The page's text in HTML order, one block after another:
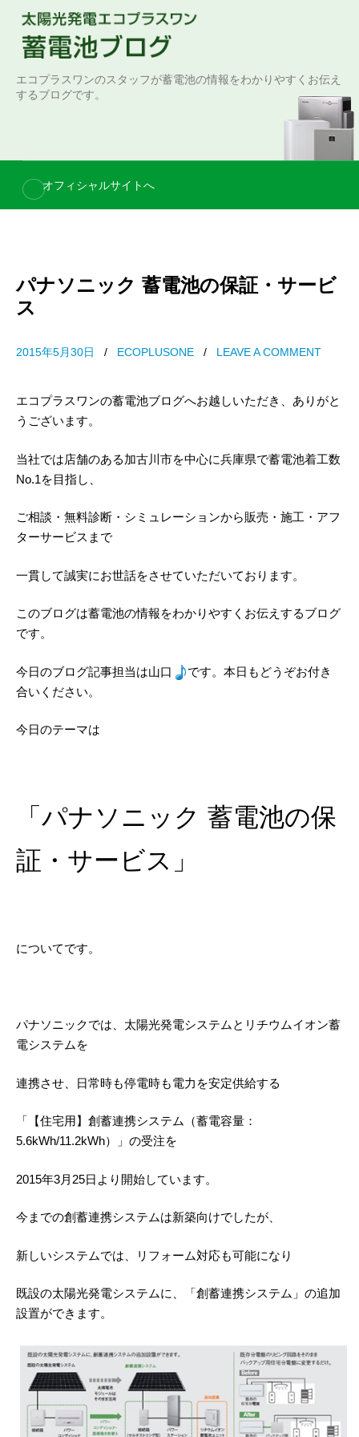
e
エコプラスワンのスタッフが蓄電池の情報をわかりやすくお伝え
するブログです。
オフィシャルサイトへ
パナソニック 蓄電池の保証・サービ
ス
2015年5月30日 / ECOPLUSONE / LEAVE A COMMENT
エコプラスワンの蓄電池ブログへお越しいただき、ありがと
うございます。
当社では店舗のある加古川市を中心に兵庫県で蓄電池着工数
No.1を目指し、
ご相談・無料診断・シミュレーションから販売・施工・アフ
ターサービスまで
一貫して誠実にお世話をさせていただいております。
このブログは蓄電池の情報をわかりやすくお伝えするブログ
です。
今日のブログ記事担当は山口
です。本日もどうぞお付き
合いください。
今日のテーマは
「パナソニック 蓄電池の保
証・サービス 」
についてです。
パナソニックでは、太陽光発電システムとリチウムイオン蓄
電システムを
連携させ、日常時も停電時も電力を安定供給する
「【住宅用】創蓄連携システム（蓄電容量：
5.6kWh/11.2kWh）」の受注を
2015年3月25日より開始しています。
今までの創蓄連携システムは新築向けでしたが、
新しいシステムでは、リフォーム対応も可能になり
既設の太陽光発電システムに、「創蓄連携システム」の追加
設置ができます。